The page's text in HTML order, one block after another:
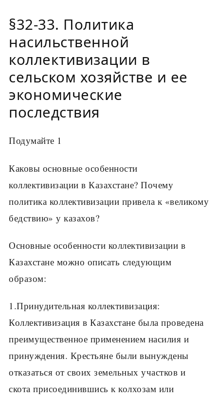
§32-33. Политика
насильственной
коллективизации в
сельском хозяйстве и ее
экономические
последствия
Подумайте 1
Каковы основные особенности
коллективизации в Казахстане? Почему
политика коллективизации привела к «великому
бедствию» у казахов?
Основные особенности коллективизации в
Казахстане можно описать следующим
образом:
1.Принудительная коллективизация:
Коллективизация в Казахстане была проведена
преимущественное применением насилия и
принуждения. Крестьяне были вынуждены
отказаться от своих земельных участков и
скота присоединившись к колхозам или